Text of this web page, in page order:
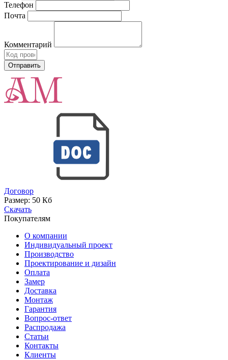
Телефон
Почта
Комментарий
Договор
Размер: 50 Кб
Скачать
Покупателям
О компании
Индивидуальный проект
Производство
Проектирование и дизайн
Оплата
Замер
Доставка
Монтаж
Гарантия
Вопрос-ответ
Распродажа
Статьи
Контакты
Клиенты